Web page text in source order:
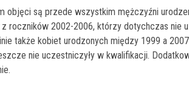
objęci są przede wszystkim mężczyźni
roczników 2002-2006, którzy dotychczas nie
także kobiet urodzonych między 1999 a
nie uczestniczyły w kwalifikacji.